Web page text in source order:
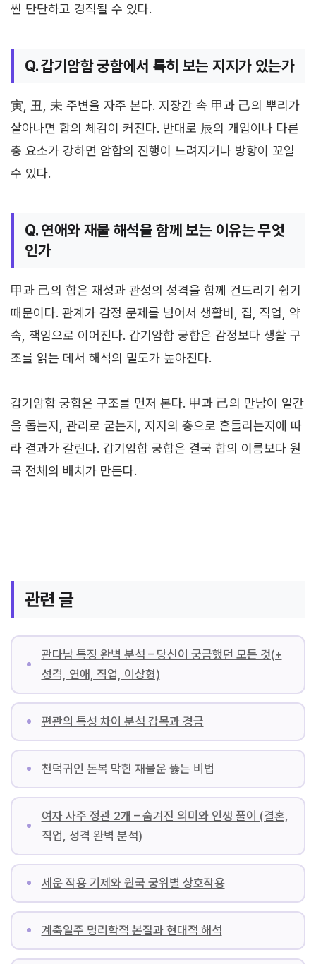
씬 단단하고 경직될 수 있다.
Q. 갑기암합 궁합에서 특히 보는 지지가 있는가
寅, 丑, 未 주변을 자주 본다. 지장간 속 甲과 己의 뿌리가
살아나면 합의 체감이 커진다. 반대로 辰의 개입이나 다른
충 요소가 강하면 암합의 진행이 느려지거나 방향이 꼬일
수 있다.
Q. 연애와 재물 해석을 함께 보는 이유는 무엇
인가
甲과 己의 합은 재성과 관성의 성격을 함께 건드리기 쉽기
때문이다. 관계가 감정 문제를 넘어서 생활비, 집, 직업, 약
속, 책임으로 이어진다. 갑기암합 궁합은 감정보다 생활 구
조를 읽는 데서 해석의 밀도가 높아진다.
갑기암합 궁합은 구조를 먼저 본다. 甲과 己의 만남이 일간
을 돕는지, 관리로 굳는지, 지지의 충으로 흔들리는지에 따
라 결과가 갈린다. 갑기암합 궁합은 결국 합의 이름보다 원
국 전체의 배치가 만든다.
관련 글
관다남 특징 완벽 분석 – 당신이 궁금했던 모든 것(+
성격, 연애, 직업, 이상형)
편관의 특성 차이 분석 갑목과 경금
천덕귀인 돈복 막힌 재물운 뚫는 비법
여자 사주 정관 2개 – 숨겨진 의미와 인생 풀이 (결혼,
직업, 성격 완벽 분석)
세운 작용 기제와 원국 궁위별 상호작용
계축일주 명리학적 본질과 현대적 해석